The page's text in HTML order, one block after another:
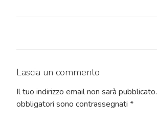
Lascia un commento
Il tuo indirizzo email non sarà pubblicato.
obbligatori sono contrassegnati *